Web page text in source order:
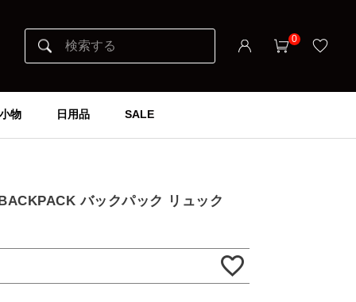
0
小物 日用品 SALE
バックパック リュック